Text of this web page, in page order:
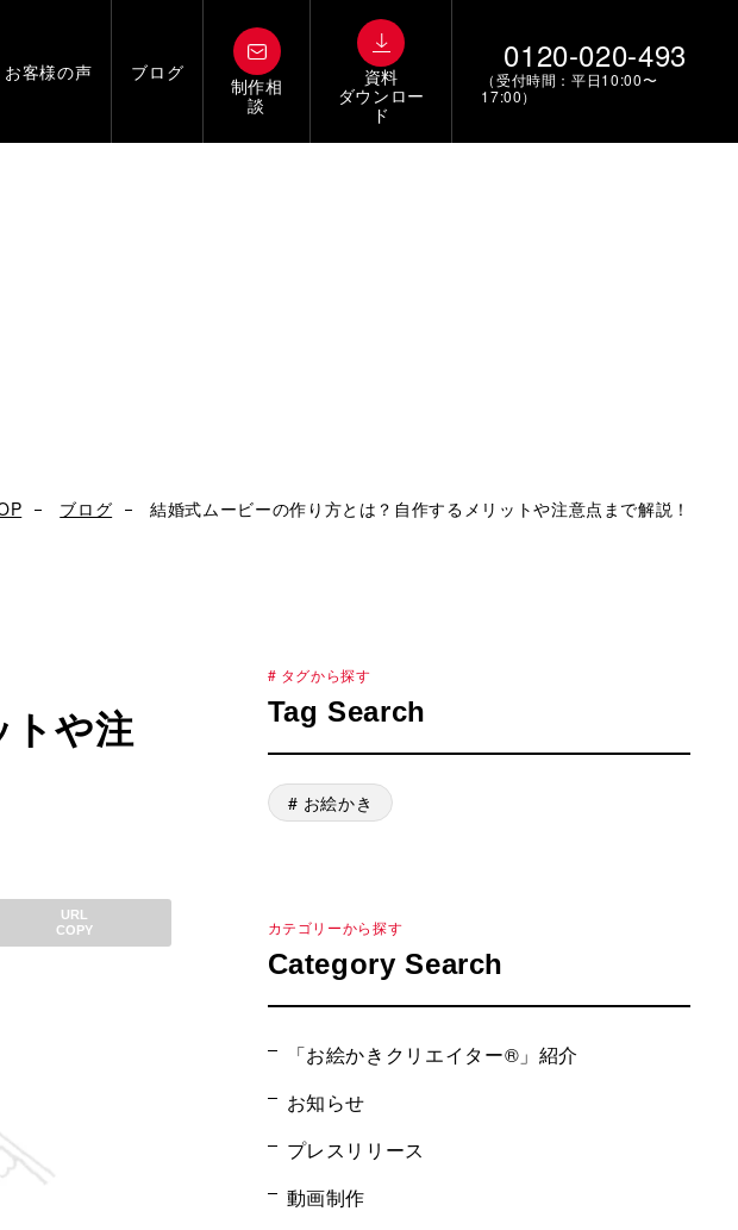
お客様の声 ブログ
制作相
談
資料
ダウンロー
ド
0120-020-493
（受付時間：平日10:00〜
17:00）
ブログ 結婚式ムービーの作り方とは？自作するメリットや注意点まで解説！
トや注
URL
COPY
# タグから探す
Tag Search
# お絵かき
カテゴリーから探す
Category Search
「お絵かきクリエイター®」紹介
お知らせ
プレスリリース
動画制作